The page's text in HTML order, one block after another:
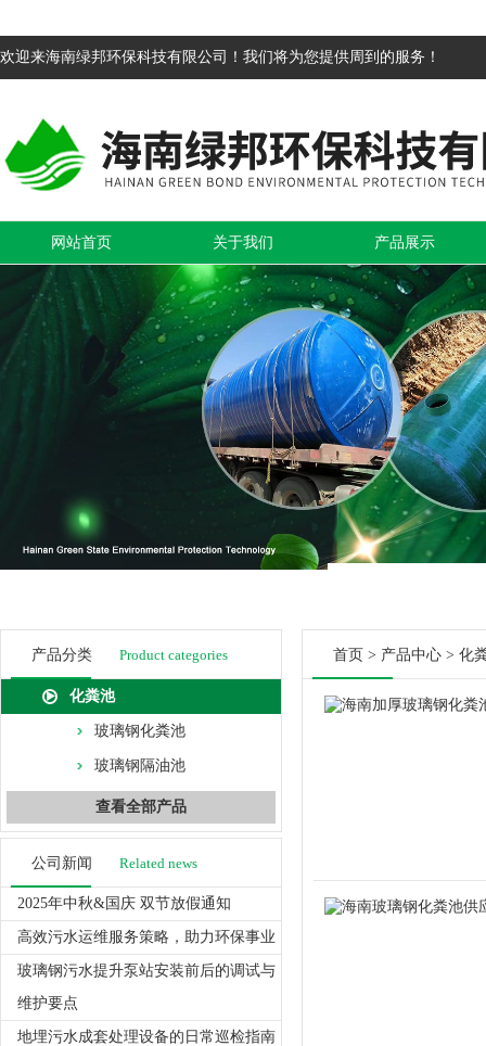
欢迎来海南绿邦环保科技有限公司！我们将为您提供周到的服务！
网站首页 关于我们 产品展示
产品分类 Product categories
化粪池
玻璃钢化粪池
玻璃钢隔油池
查看全部产品
公司新闻 Related news
2025年中秋&国庆 双节放假通知
高效污水运维服务策略，助力环保事业
玻璃钢污水提升泵站安装前后的调试与
维护要点
地埋污水成套处理设备的日常巡检指南
首页 > 产品中心 > 化